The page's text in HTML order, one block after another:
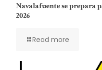
Navalafuente se prepara
2026
Read more